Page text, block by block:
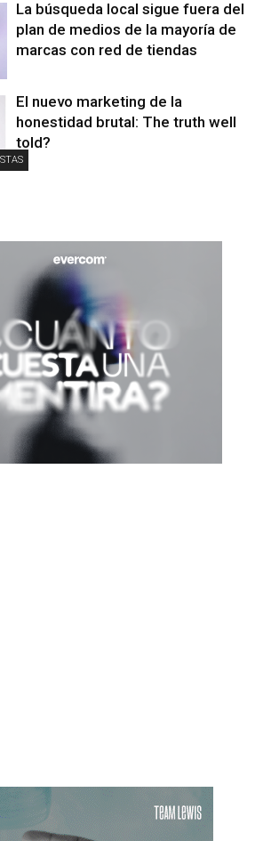
La búsqueda local sigue fuera del
plan de medios de la mayoría de
marcas con red de tiendas
El nuevo marketing de la
honestidad brutal: The truth well
told?